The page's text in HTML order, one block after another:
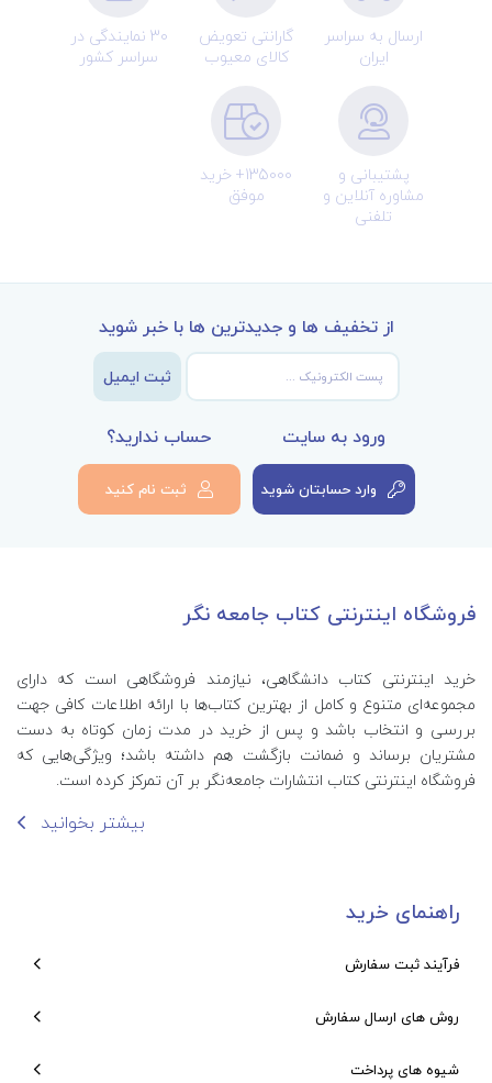
ارسال به سراسر
ایران
گارانتی تعویض
کالای معیوب
30 نمایندگی در
سراسر کشور
پشتیبانی و
مشاوره آنلاین و
تلفنی
135000+ خرید
موفق
از تخفیف ها و جدیدترین ها با خبر شوید
ثبت ایمیل
ورود به سایت
وارد حسابتان شوید
حساب ندارید؟
ثبت نام کنید
فروشگاه اینترنتی کتاب جامعه نگر
خرید اینترنتی کتاب‌ دانشگاهی، نیازمند فروشگاهی است که دارای
مجموعه‌ای متنوع و کامل از بهترین کتاب‌ها با ارائه اطلاعات کافی جهت
بررسی و انتخاب باشد و پس از خرید در مدت زمان کوتاه به دست
مشتریان برساند و ضمانت بازگشت هم داشته باشد؛ ویژگی‌هایی که
فروشگاه اینترنتی کتاب انتشارات جامعه‌نگر بر آن تمرکز کرده است.
بیشتر بخوانید
راهنمای خرید
فرآیند ثبت سفارش
روش های ارسال سفارش
شیوه های پرداخت